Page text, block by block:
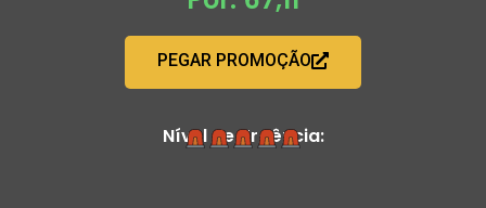
PEGAR PROMOÇÃO
Nível de Urgência: